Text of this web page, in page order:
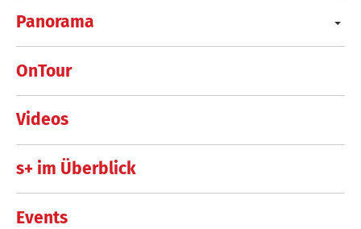
Panorama
OnTour
Videos
s+ im Überblick
Events